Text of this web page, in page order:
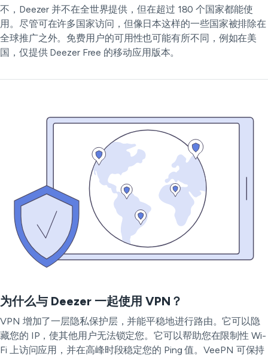
不，Deezer 并不在全世界提供，但在超过 180 个国家都能使
用。尽管可在许多国家访问，但像日本这样的一些国家被排除在
全球推广之外。免费用户的可用性也可能有所不同，例如在美
国，仅提供 Deezer Free 的移动应用版本。
为什么与 Deezer 一起使用 VPN？
VPN 增加了一层隐私保护层，并能平稳地进行路由。它可以隐
藏您的 IP，使其他用户无法锁定您。它可以帮助您在限制性 Wi-
Fi 上访问应用，并在高峰时段稳定您的 Ping 值。VeePN 可保持